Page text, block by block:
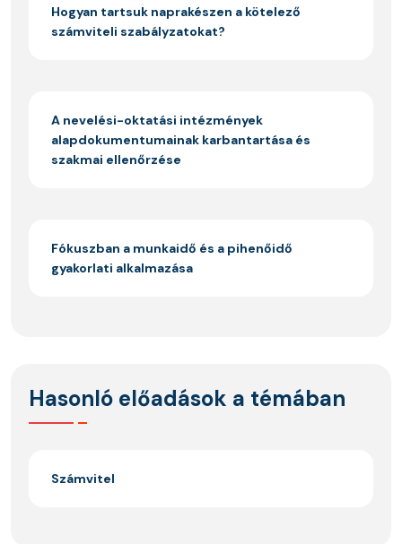
Hogyan tartsuk naprakészen a kötelező
számviteli szabályzatokat?
A nevelési-oktatási intézmények
alapdokumentumainak karbantartása és
szakmai ellenőrzése
Fókuszban a munkaidő és a pihenőidő
gyakorlati alkalmazása
Hasonló előadások a témában
Számvitel